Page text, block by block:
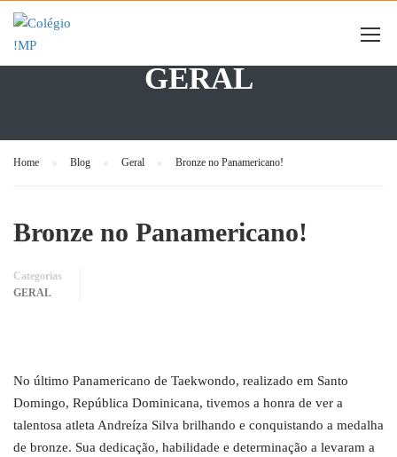
GERAL
Home Blog Geral Bronze no Panamericano!
Bronze no Panamericano!
Categorias
GERAL
No último Panamericano de Taekwondo, realizado em Santo
Domingo, República Dominicana, tivemos a honra de ver a
talentosa atleta Andreíza Silva brilhando e conquistando a medalha
de bronze. Sua dedicação, habilidade e determinação a levaram a